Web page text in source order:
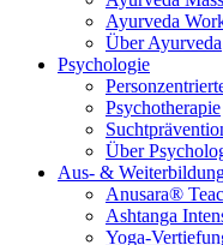
Ayurveda
Über Ayurveda
Psychologie
Psychotherapie
Über
Aus- &
Anusara®
Ashtanga
Yoga-